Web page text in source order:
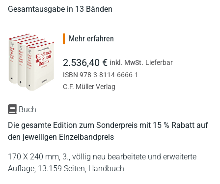
Gesamtausgabe in 13 Bänden
Buch
Die gesamte Edition zum Sonderpreis mit 15 % Rabatt auf
den jeweiligen Einzelbandpreis
170 X 240 mm, 3., völlig neu bearbeitete und erweiterte
Auflage, 13.159 Seiten, Handbuch
Mehr erfahren
2.536,40 € inkl. MwSt. Lieferbar
ISBN 978-3-8114-6666-1
C.F. Müller Verlag